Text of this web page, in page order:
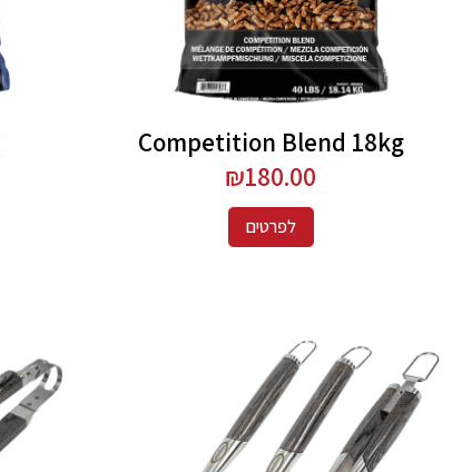
Competition Blend 18kg
₪180.00
לפרטים